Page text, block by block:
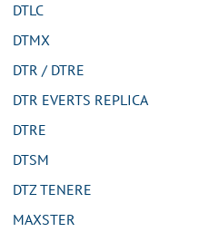
DTLC
DTMX
/ DTRE
EVERTS REPLICA
DTRE
DTSM
TENERE